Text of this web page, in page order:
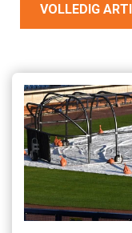
VOLLEDIG